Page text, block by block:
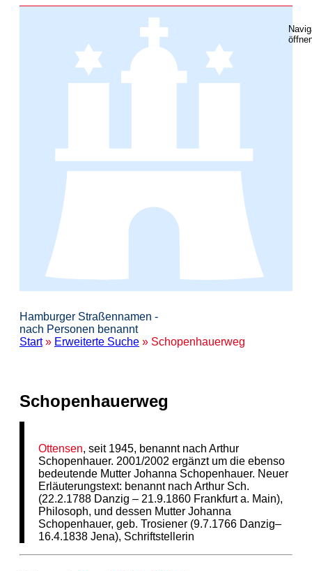
Hamburger Straßennamen -
nach Personen benannt
Start» Erweiterte Suche » Schopenhauerweg
Schopenhauerweg
Ottensen, seit 1945, benannt nach Arthur
Schopenhauer. 2001/2002 ergänzt um die ebenso
bedeutende Mutter Johanna Schopenhauer. Neuer
Erläuterungstext: benannt nach Arthur Sch.
(22.2.1788 Danzig – 21.9.1860 Frankfurt a. Main),
Philosoph, und dessen Mutter Johanna
Schopenhauer, geb. Trosiener (9.7.1766 Danzig–
16.4.1838 Jena), Schriftstellerin